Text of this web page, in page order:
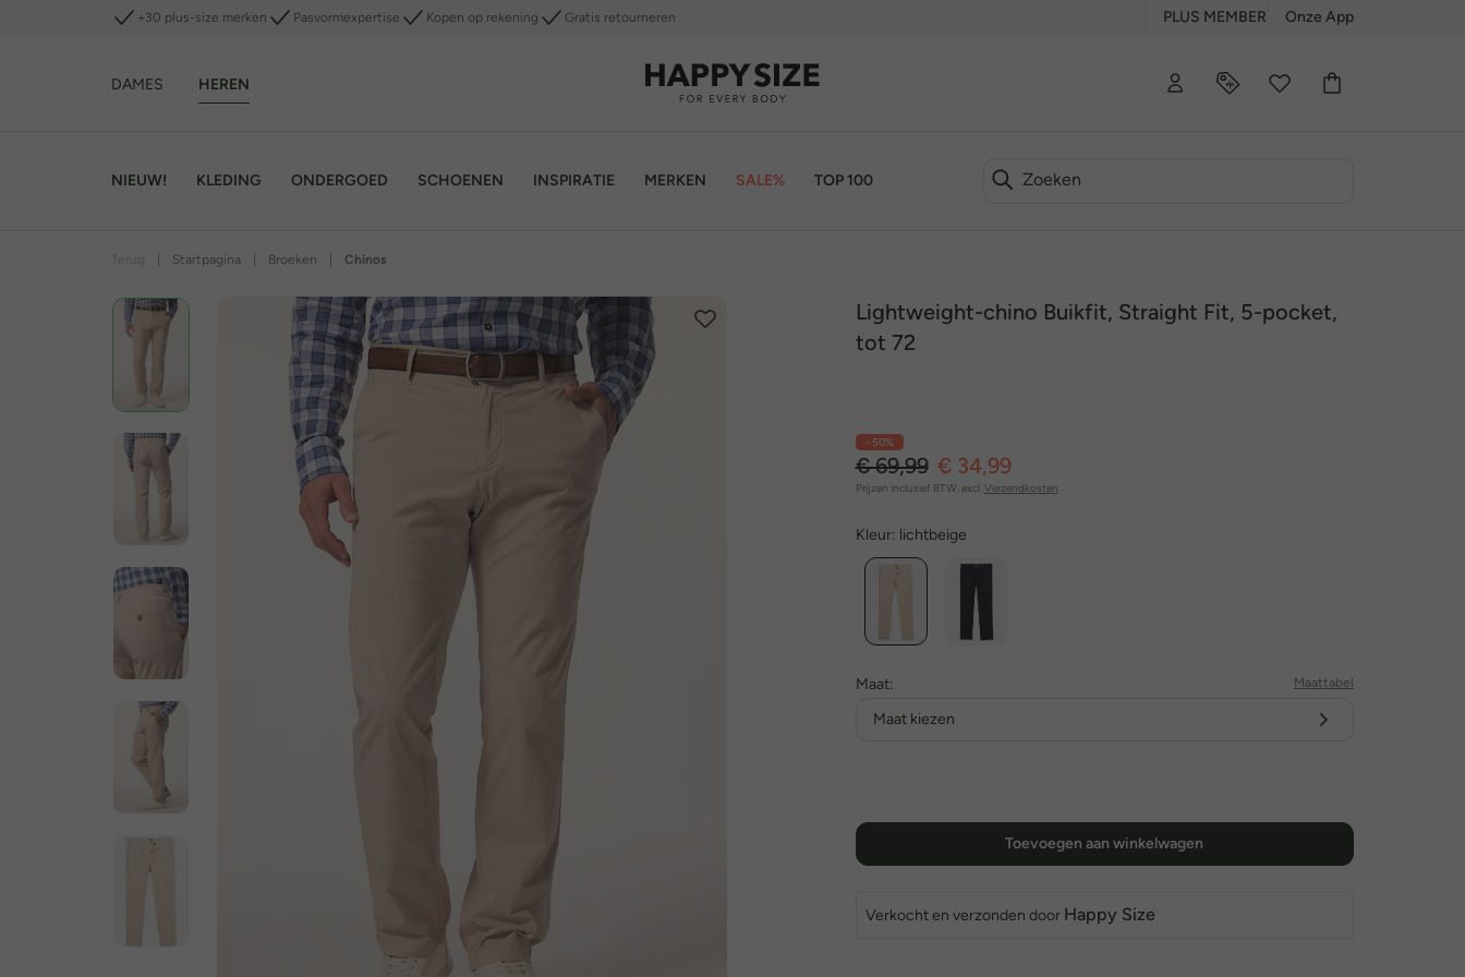
+30 plus-size merken Pasvormexpertise Kopen op rekening Gratis retourneren PLUS MEMBER Onze App
DAMES HEREN
NIEUW! KLEDING ONDERGOED SCHOENEN INSPIRATIE MERKEN SALE% TOP 100
Startpagina Broeken Chinos
Lightweight-chino Buikfit, Straight Fit, 5-pocket,
tot 72
- 50%
€ 69,99 € 34,99
Prijzen inclusief BTW, excl. Verzendkosten
Kleur: lichtbeige
Maat: Maattabel
Maat kiezen
Toevoegen aan winkelwagen
Verkocht en verzonden door Happy Size